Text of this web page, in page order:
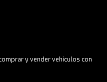
y vender vehículos con